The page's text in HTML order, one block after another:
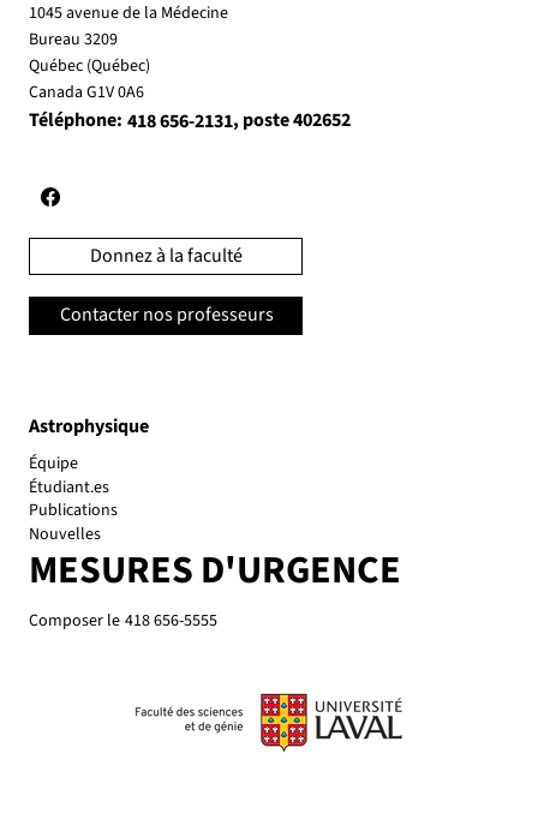
MESURES D'URGENCE
Composer le 418 656-5555
Astrophysique
Équipe
Étudiant.es
Publications
Nouvelles
1045 avenue de la Médecine
Bureau 3209
Québec (Québec)
Canada G1V 0A6
Téléphone: 418 656-2131, poste 402652
Donnez à la faculté
Contacter nos professeurs